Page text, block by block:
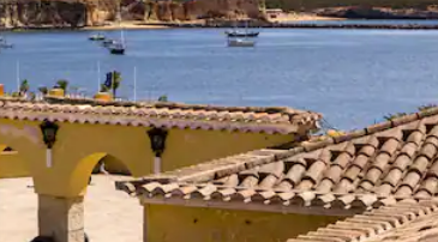
ಮಾಡಿ ಅಥವಾ ಸ್ಪರ್ಶ ಅಥವಾ ಸ್ವೈಪ್ ಗೆಸ್ಚರ್‌ಗಳ ಮೂಲಕ